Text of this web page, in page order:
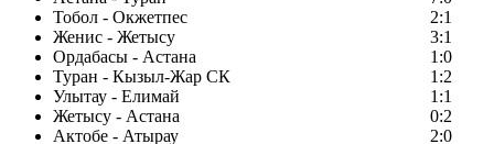
Тобол - Окжетпес
2:1
Женис - Жетысу
3:1
Ордабасы - Астана
1:0
Туран - Кызыл-Жар СК
1:2
Улытау - Елимай
1:1
Жетысу - Астана
0:2
Актобе - Атырау
2:0